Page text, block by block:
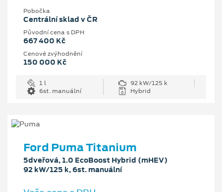
Pobočka
Centrální sklad v ČR
Původní cena s DPH
667 400 Kč
Cenové zvýhodnění
150 000 Kč
1 l
92 kW/125 k
6st. manuální
Hybrid
Ford Puma Titanium
5dveřová, 1.0 EcoBoost Hybrid (mHEV)
92 kW/125 k, 6st. manuální